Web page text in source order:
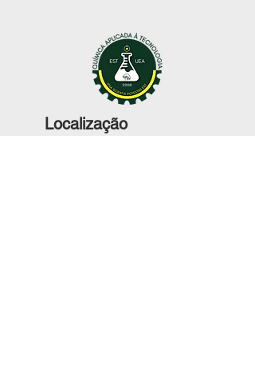
Localização